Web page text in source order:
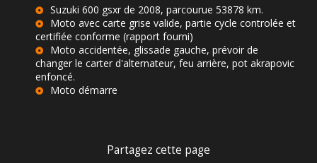
Suzuki 600 gsxr de 2008, parcourue 53878 km.
Moto avec carte grise valide, partie cycle controlée et
certifiée conforme (rapport fourni)
Moto accidentée, glissade gauche, prévoir de
changer le carter d'alternateur, feu arrière, pot akrapovic
enfoncé.
Moto démarre
Partagez cette page